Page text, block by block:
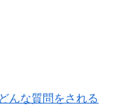
んな質問をされる